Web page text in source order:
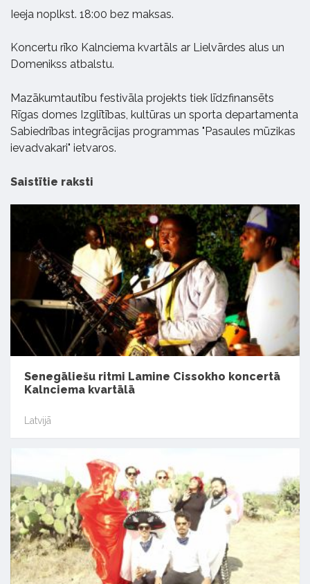
Ieeja noplkst. 18:00 bez maksas.
Koncertu rīko Kalnciema kvartāls ar Lielvārdes alus un
Domenikss atbalstu.
Mazākumtautību festivāla projekts tiek līdzfinansēts
Rīgas domes Izglītības, kultūras un sporta departamenta
Sabiedrības integrācijas programmas "Pasaules mūzikas
ievadvakari" ietvaros.
Saistītie raksti
Senegāliešu ritmi Lamine Cissokho koncertā
Kalnciema kvartālā
Latvijā